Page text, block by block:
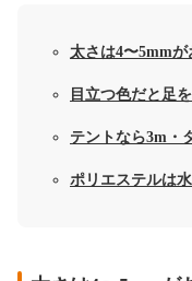
太さは4〜5mmが
目立つ色だと足
テントなら3m・
ポリエステルは